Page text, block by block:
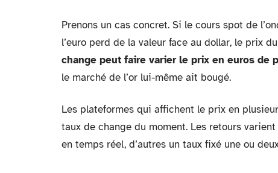
Prenons un cas concret. Si le cours spot de
l’euro perd de la valeur face au dollar, le prix
change peut faire varier le prix en euros de
le marché de l’or lui-même ait bougé.
Les plateformes qui affichent le prix en
taux de change du moment. Les retours
en temps réel, d’autres un taux fixé une ou